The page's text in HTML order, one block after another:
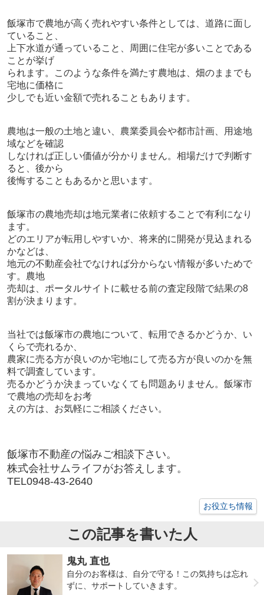
飯塚市で農地が高く売れやすい条件としては、道路に面し
ていること、
上下水道が通っていること、周囲に住宅が多いことである
ことが挙げ
られます。このような条件を満たす農地は、畑のままでも
宅地に価格に
少しでも近い金額で売れることもあります。
農地は一般の土地と違い、農業委員会や都市計画、用途地
域などを確認
しなければ正しい価値が分かりません。相場だけで判断す
ると、後から
後悔することもあるかと思います。
飯塚市の農地売却は地元業者に依頼することで有利になり
ます。
どのエリアが転用しやすいか、将来的に開発が見込まれる
かなどは、
地元の不動産会社でなければ分からない情報が多いためで
す。農地
売却は、ポータルサイトに載せる前の査定段階で結果の8
割が決まります。
当社では飯塚市の農地について、転用できるかどうか、い
くらで売れるか、
農家に売る方が良いのか宅地にして売る方が良いのかを無
料で調査しています。
売るかどうか決まっていなくても問題ありません。飯塚市
で農地の売却をお考
えの方は、お気軽にご相談ください。
飯塚市不動産の悩みご相談下さい。
株式会社サムライフがお答えします。
TEL0948-43-2640
お役立ち情報
この記事を書いた人
鬼丸 直也
自分のお客様は、自分で守る！この気持ちは忘れ
ずに、サポートしていきます。